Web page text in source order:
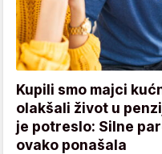
Kupili smo majci
olakšali život u
je potreslo: Silne
ovako ponašala